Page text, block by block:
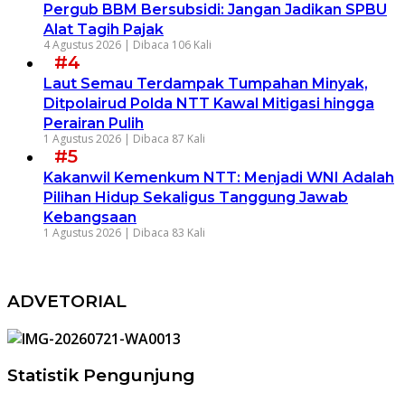
Pergub BBM Bersubsidi: Jangan Jadikan SPBU
Alat Tagih Pajak
4 Agustus 2026 | Dibaca 106 Kali
#4
Laut Semau Terdampak Tumpahan Minyak,
Ditpolairud Polda NTT Kawal Mitigasi hingga
Perairan Pulih
1 Agustus 2026 | Dibaca 87 Kali
#5
Kakanwil Kemenkum NTT: Menjadi WNI Adalah
Pilihan Hidup Sekaligus Tanggung Jawab
Kebangsaan
1 Agustus 2026 | Dibaca 83 Kali
ADVETORIAL
Statistik Pengunjung